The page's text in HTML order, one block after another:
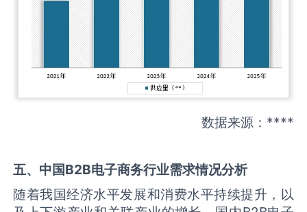
数据来源：****
五、中国B2B电子商务行业需求情况分析
随着我国经济水平发展和消费水平持续提升，以